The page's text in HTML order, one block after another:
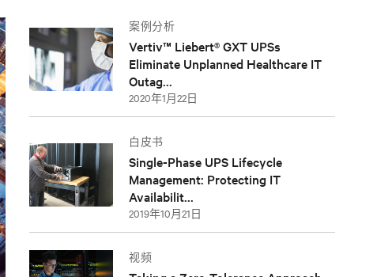
案例分析
Vertiv™ Liebert® GXT UPSs
Eliminate Unplanned Healthcare IT
Outag...
2020年1月22日
白皮书
Single-Phase UPS Lifecycle
Management: Protecting IT
Availabilit...
2019年10月21日
视频